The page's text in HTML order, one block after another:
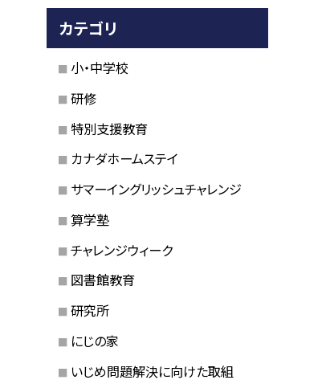
カテゴリ
小・中学校
研修
特別支援教育
カナダホームステイ
サマーイングリッシュチャレンジ
算学塾
チャレンジウィーク
図書館教育
研究所
にじの家
いじめ問題解決に向けた取組